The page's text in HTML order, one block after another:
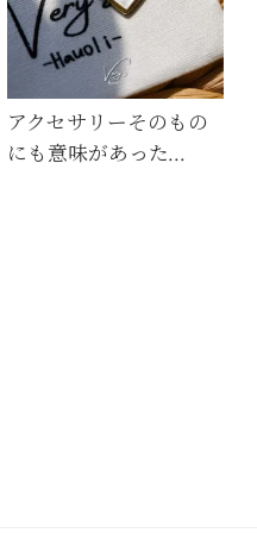
アクセサリーそのもの
にも意味があった…